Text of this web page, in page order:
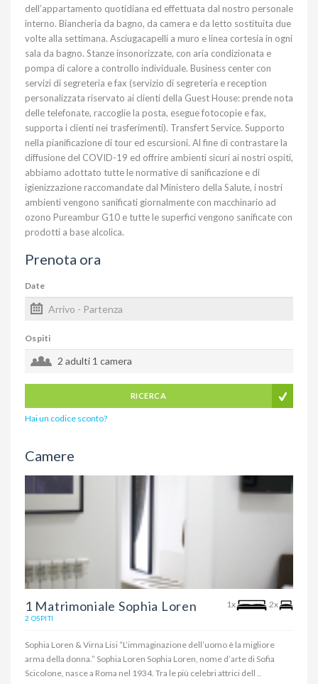
dell’appartamento quotidiana ed effettuata dal nostro personale
interno. Biancheria da bagno, da camera e da letto sostituita due
volte alla settimana. Asciugacapelli a muro e linea cortesia in ogni
sala da bagno. Stanze insonorizzate, con aria condizionata e
pompa di calore a controllo individuale. Business center con
servizi di segreteria e fax (servizio di segreteria e reception
personalizzata riservato ai clienti della Guest House: prende nota
delle telefonate, raccoglie la posta, esegue fotocopie e fax,
supporta i clienti nei trasferimenti). Transfert Service. Supporto
nella pianificazione di tour ed escursioni. Al fine di contrastare la
diffusione del COVID-19 ed offrire ambienti sicuri ai nostri ospiti,
abbiamo adottato tutte le normative di sanificazione e di
igienizzazione raccomandate dal Ministero della Salute, i nostri
ambienti vengono sanificati giornalmente con macchinario ad
ozono Pureambur G10 e tutte le superfici vengono sanificate con
prodotti a base alcolica.
Prenota ora
Date
Ospiti
2 adulti 1 camera
RICERCA
Hai un codice sconto?
Camere
1 Matrimoniale Sophia Loren 1x 2x
2 OSPITI
Sophia Loren & Virna Lisi “L’immaginazione dell’uomo è la migliore
arma della donna.” Sophia Loren Sophia Loren, nome d’arte di Sofia
Scicolone, nasce a Roma nel 1934. Tra le più celebri attrici dell ..